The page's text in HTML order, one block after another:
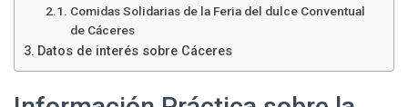
Comidas Solidarias de la Feria del dulce Conventual
de Cáceres
Datos de interés sobre Cáceres